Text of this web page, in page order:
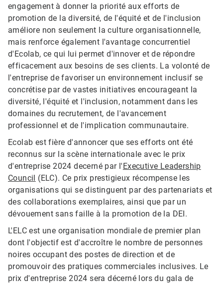
engagement à donner la priorité aux efforts de
promotion de la diversité, de l'équité et de l'inclusion
améliore non seulement la culture organisationnelle,
mais renforce également l'avantage concurrentiel
d'Ecolab, ce qui lui permet d'innover et de répondre
efficacement aux besoins de ses clients. La volonté de
l'entreprise de favoriser un environnement inclusif se
concrétise par de vastes initiatives encourageant la
diversité, l'équité et l'inclusion, notamment dans les
domaines du recrutement, de l'avancement
professionnel et de l'implication communautaire.
Ecolab est fière d'annoncer que ses efforts ont été
reconnus sur la scène internationale avec le prix
d'entreprise 2024 decerné par l' Executive Leadership
Council (ELC). Ce prix prestigieux récompense les
organisations qui se distinguent par des partenariats et
des collaborations exemplaires, ainsi que par un
dévouement sans faille à la promotion de la DEI.
L'ELC est une organisation mondiale de premier plan
dont l'objectif est d'accroître le nombre de personnes
noires occupant des postes de direction et de
promouvoir des pratiques commerciales inclusives.​​​​​​​ Le
prix d'entreprise 2024 sera décerné lors du gala de